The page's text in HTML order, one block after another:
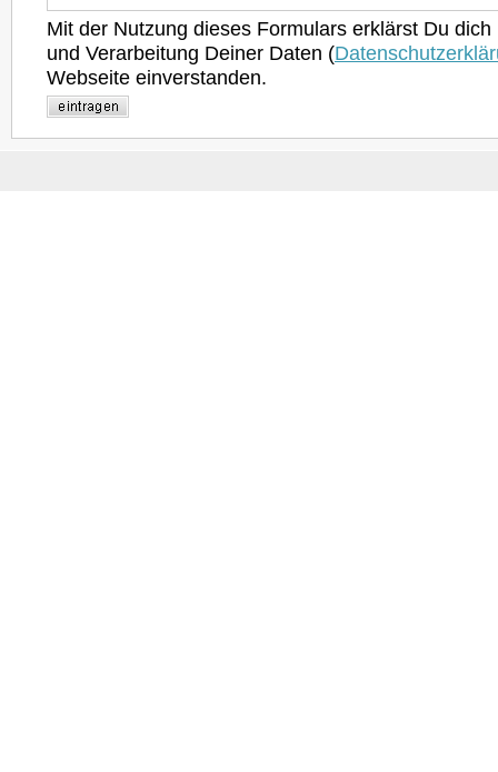
Mit der Nutzung dieses Formulars erklärst Du
und Verarbeitung Deiner Daten (
Webseite einverstanden.